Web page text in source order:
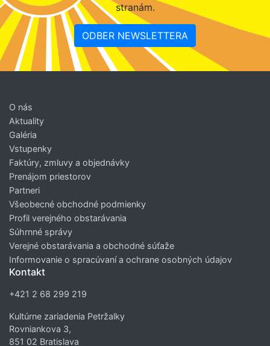
stranám.
ODBER NEWSLETTERA
O nás
Aktuality
Galéria
Vstupenky
Faktúry, zmluvy a objednávky
Prenájom priestorov
Partneri
Všeobecné obchodné podmienky
Profil verejného obstarávania
Súhrnné správy
Verejné obstarávania a obchodné súťaže
Informovanie o spracúvaní a ochrane osobných údajov
Kontakt
+421 2 68 299 219
Kultúrne zariadenia Petržalky
Rovniankova 3,
851 02 Bratislava